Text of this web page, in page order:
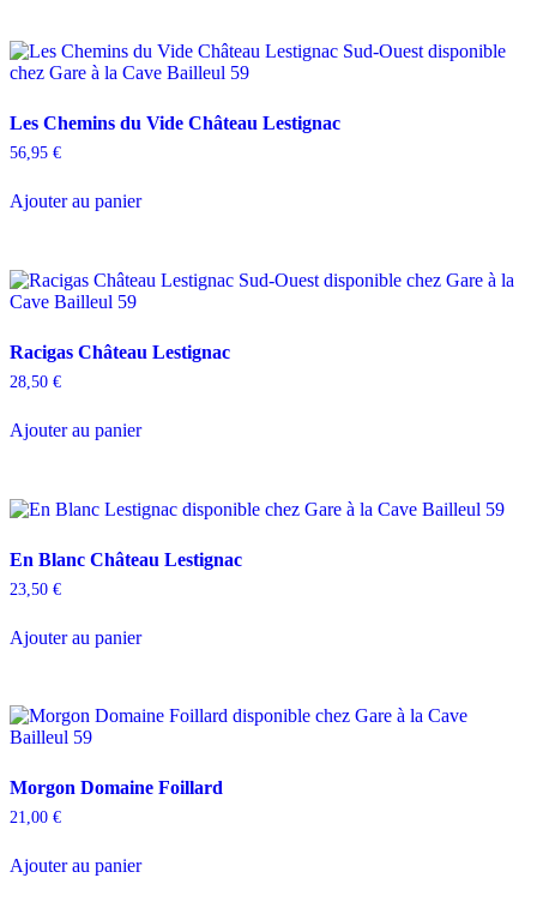
Les Chemins du Vide Château Lestignac
56,95 €
Ajouter au panier
Racigas Château Lestignac
28,50 €
Ajouter au panier
En Blanc Château Lestignac
23,50 €
Ajouter au panier
Morgon Domaine Foillard
21,00 €
Ajouter au panier